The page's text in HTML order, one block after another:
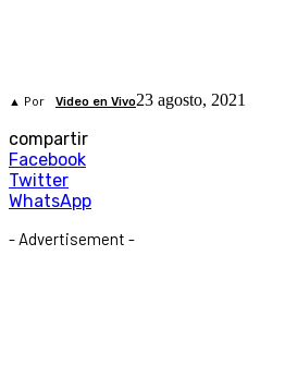
▲ Por Video en Vivo23 agosto, 2021
compartir
Facebook
Twitter
WhatsApp
- Advertisement -